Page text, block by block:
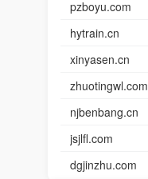
pzboyu.com
hytrain.cn
xinyasen.cn
zhuotingwl.com
njbenbang.cn
jsjlfl.com
dgjinzhu.com